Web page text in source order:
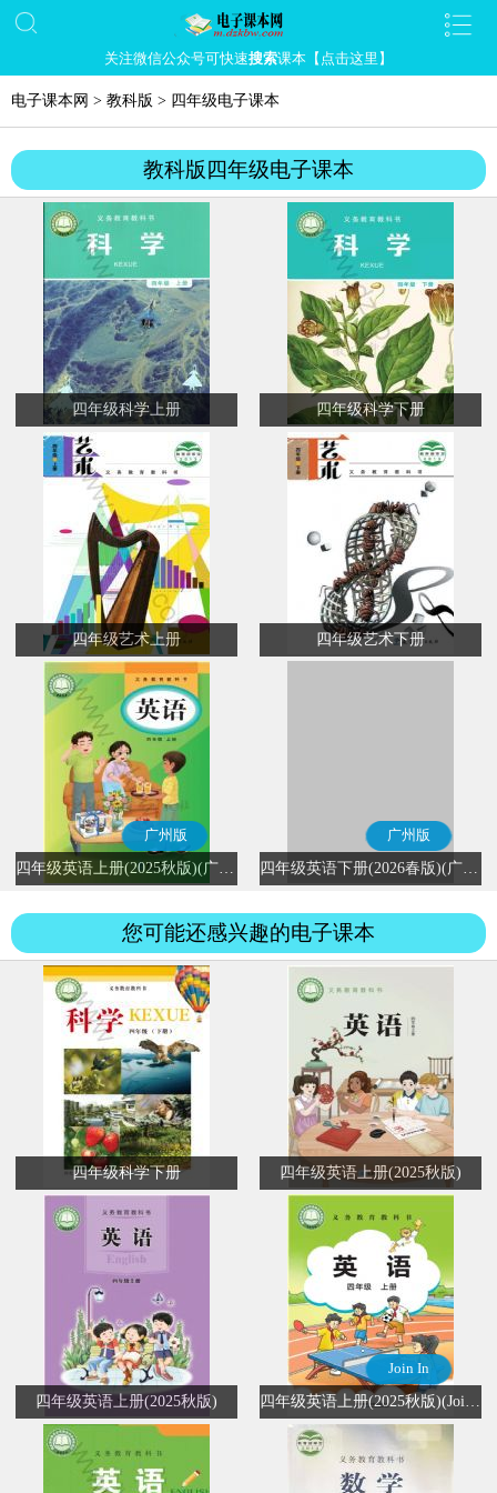
关注微信公众号可快速搜索课本【点击这里】
电子课本网 > 教科版 > 四年级电子课本
教科版四年级电子课本
四年级科学上册 四年级科学下册
四年级艺术上册 四年级艺术下册
广州版
四年级英语上册(2025秋版)(广州版)
广州版
四年级英语下册(2026春版)(广州版)
您可能还感兴趣的电子课本
四年级科学下册 四年级英语上册(2025秋版)
四年级英语上册(2025秋版)
Join In
四年级英语上册(2025秋版)(Join In)